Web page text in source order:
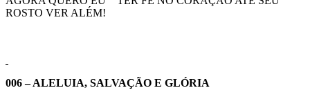
ROSTO VER ALÉM!
006 – ALELUIA, SALVAÇÃO E GLÓRIA